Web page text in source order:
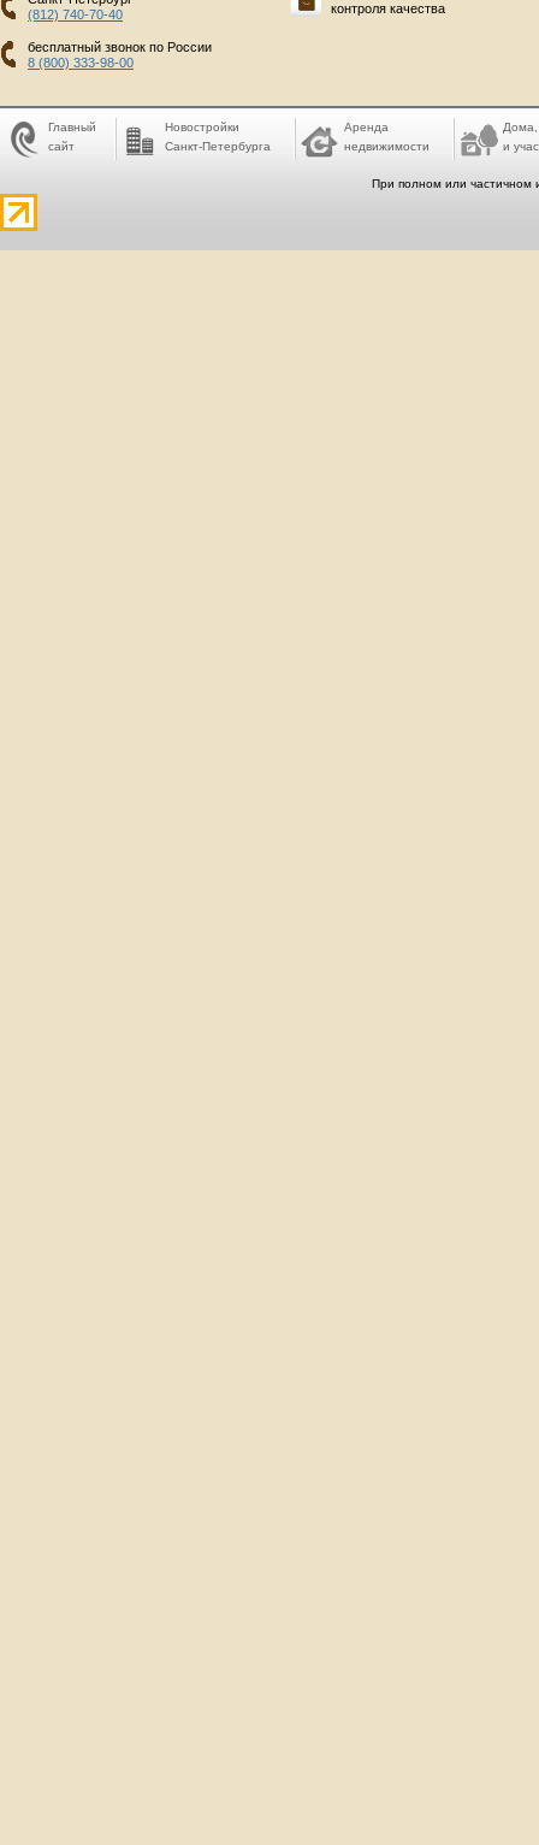
(812) 740-70-40
бесплатный звонок по России
8 (800) 333-98-00
контроля качества
Главный
сайт
Новостройки
Санкт-Петербурга
Аренда
недвижимости
Дома,
и
При полном или частичном